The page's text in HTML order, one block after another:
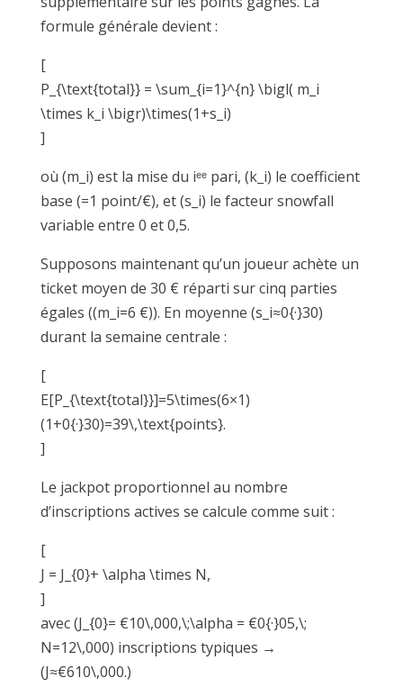
formule générale devient :
[
P_{\text{total}} = \sum_{i=1}^{n} \bigl( m_i
\times k_i \bigr)\times(1+s_i)
]
où (m_i) est la mise du iᵉᵉ pari, (k_i) le coefficient
base (=1 point/€), et (s_i) le facteur snowfall
variable entre 0 et 0,5.
Supposons maintenant qu’un joueur achète un
ticket moyen de 30 € réparti sur cinq parties
égales ((m_i=6 €)). En moyenne (s_i≈0{·}30)
durant la semaine centrale :
[
E[P_{\text{total}}]=5\times(6×1)
(1+0{·}30)=39\,\text{points}.
]
Le jackpot proportionnel au nombre
d’inscriptions actives se calcule comme suit :
[
J = J_{0}+ \alpha \times N,
]
avec (J_{0}= €10\,000,\;\alpha = €0{·}05,\;
N=12\,000) inscriptions typiques →
(J≈€610\,000.)